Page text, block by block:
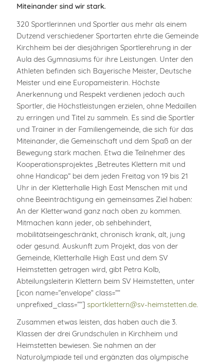
Miteinander sind wir stark.
320 Sportlerinnen und Sportler aus mehr als einem
Dutzend verschiedener Sportarten ehrte die Gemeinde
Kirchheim bei der diesjährigen Sportlerehrung in der
Aula des Gymnasiums für ihre Leistungen. Unter den
Athleten befinden sich Bayerische Meister, Deutsche
Meister und eine Europameisterin. Höchste
Anerkennung und Respekt verdienen jedoch auch
Sportler, die Höchstleistungen erzielen, ohne Medaillen
zu erringen und Titel zu sammeln. Es sind die Sportler
und Trainer in der Familiengemeinde, die sich für das
Miteinander, die Gemeinschaft und dem Spaß an der
Bewegung stark machen. Etwa die Teilnehmer des
Kooperationsprojektes „Betreutes Klettern mit und
ohne Handicap“ bei dem jeden Freitag von 19 bis 21
Uhr in der Kletterhalle High East Menschen mit und
ohne Beeinträchtigung ein gemeinsames Ziel haben:
An der Kletterwand ganz nach oben zu kommen.
Mitmachen kann jeder, ob sehbehindert,
mobilitätseingeschränkt, chronisch krank, alt, jung
oder gesund. Auskunft zum Projekt, das von der
Gemeinde, Kletterhalle High East und dem SV
Heimstetten getragen wird, gibt Petra Kolb,
Abteilungsleiterin Klettern beim SV Heimstetten, unter
[icon name=“envelope“ class=““
unprefixed_class=““] sportklettern@sv-heimstetten.de.
Zusammen etwas leisten, das haben auch die 3.
Klassen der drei Grundschulen in Kirchheim und
Heimstetten bewiesen. Sie nahmen an der
Naturolympiade teil und ergänzten das olympische